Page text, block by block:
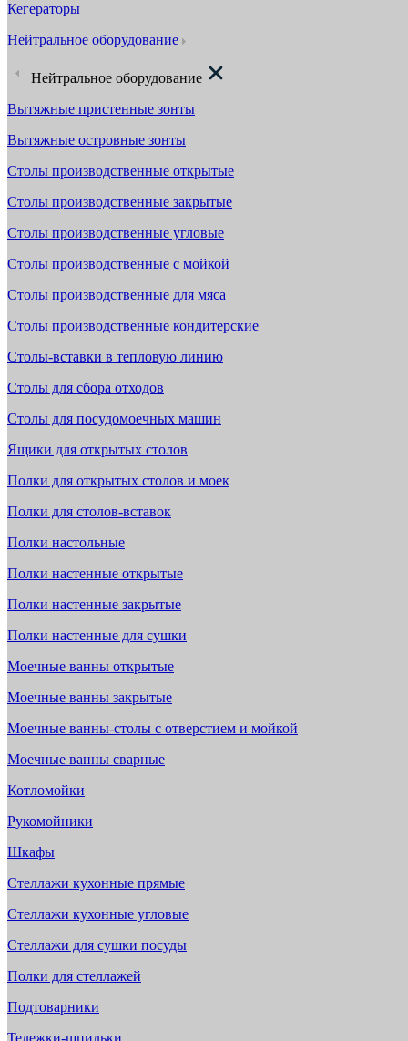
Кегераторы
Нейтральное оборудование
Нейтральное оборудование
Вытяжные пристенные зонты
Вытяжные островные зонты
Столы производственные открытые
Столы производственные закрытые
Столы производственные угловые
Столы производственные с мойкой
Столы производственные для мяса
Столы производственные кондитерские
Столы-вставки в тепловую линию
Столы для сбора отходов
Столы для посудомоечных машин
Ящики для открытых столов
Полки для открытых столов и моек
Полки для столов-вставок
Полки настольные
Полки настенные открытые
Полки настенные закрытые
Полки настенные для сушки
Моечные ванны открытые
Моечные ванны закрытые
Моечные ванны-столы с отверстием и мойкой
Моечные ванны сварные
Котломойки
Рукомойники
Шкафы
Стеллажи кухонные прямые
Стеллажи кухонные угловые
Стеллажи для сушки посуды
Полки для стеллажей
Подтоварники
Тележки-шпильки